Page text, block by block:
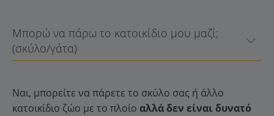
Μπορώ να πάρω το κατοικίδιο μου μαζί;
(σκύλο/γάτα)
Ναι, μπορείτε να πάρετε το σκύλο σας ή άλλο
κατοικίδιο ζώο με το πλοίο αλλά δεν είναι δυνατό